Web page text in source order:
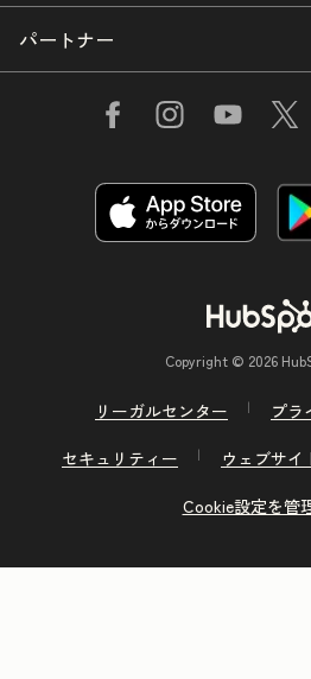
パートナー
Copyright © 2026
リーガルセンター
プラ
セキュリティー
ウェブサイ
Cookie設定を管